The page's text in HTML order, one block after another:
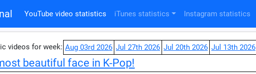
YouTube video statistics iTunes statistics Instagram statistics
videos for week: Aug 03rd 2026 Jul 27th 2026 Jul 20th 2026 Jul 13th 2026
beautiful face in K-Pop!